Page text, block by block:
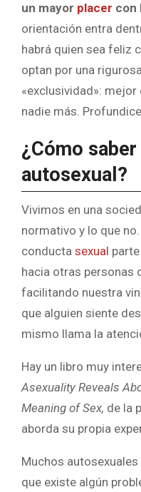
un mayor placer con
orientación entra
habrá quien sea feliz
optan por una
«exclusividad»:
nadie más.
¿Cómo
autosexual?
Vivimos en una
normativo y lo que
conducta sexual
hacia otras personas
facilitando nuestra
que alguien siente
mismo llama la
Hay un libro muy
Asexuality Reveals
Meaning of Sex, de la
aborda su propia
Muchos
que existe algún